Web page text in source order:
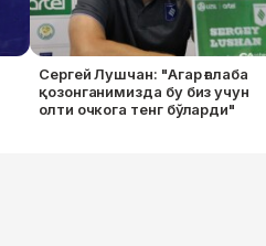
Сергей Лушчан: "Агар ғалаба
қозонганимизда бу биз учун
олти очкога тенг бўларди"